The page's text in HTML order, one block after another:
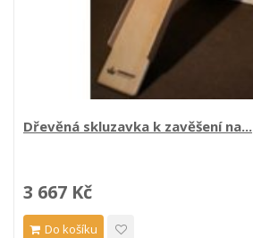
Dřevěná skluzavka k zavěšení na...
3 667 Kč
Do košíku